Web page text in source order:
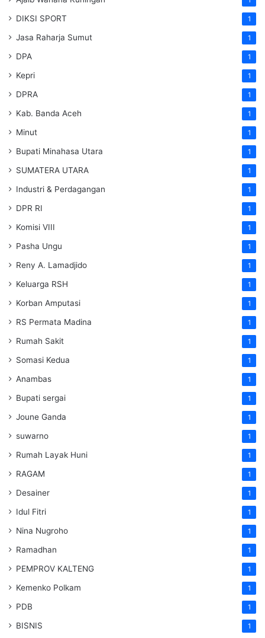
DIKSI SPORT 1
Jasa Raharja Sumut 1
DPA 1
Kepri 1
DPRA 1
Kab. Banda Aceh 1
Minut 1
Bupati Minahasa Utara 1
SUMATERA UTARA 1
Industri & Perdagangan 1
DPR RI 1
Komisi VIII 1
Pasha Ungu 1
Reny A. Lamadjido 1
Keluarga RSH 1
Korban Amputasi 1
RS Permata Madina 1
Rumah Sakit 1
Somasi Kedua 1
Anambas 1
Bupati sergai 1
Joune Ganda 1
suwarno 1
Rumah Layak Huni 1
RAGAM 1
Desainer 1
Idul Fitri 1
Nina Nugroho 1
Ramadhan 1
PEMPROV KALTENG 1
Kemenko Polkam 1
PDB 1
BISNIS 1